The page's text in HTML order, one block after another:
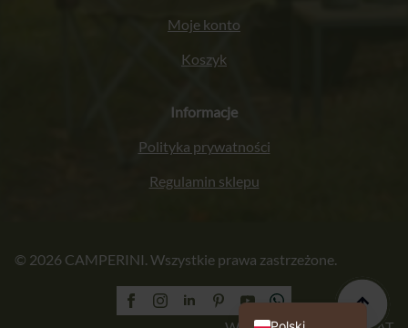
Moje konto
Koszyk
Informacje
Polityka prywatności
Regulamin sklepu
© 2026 CAMPERINI. Wszystkie prawa zastrzeżone.
English (UK)
Deutsch
Français
Italiano